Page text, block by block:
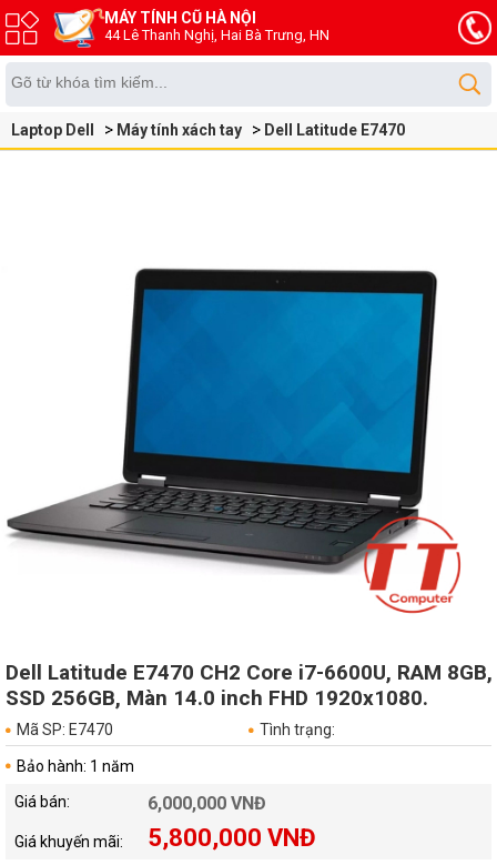
MÁY TÍNH CŨ HÀ NỘI
44 Lê Thanh Nghị, Hai Bà Trưng, HN
Laptop Dell Máy tính xách tay Dell Latitude E7470
Dell Latitude E7470 CH2 Core i7-6600U, RAM 8GB,
SSD 256GB, Màn 14.0 inch FHD 1920x1080.
Mã SP: E7470 Tình trạng:
Bảo hành: 1 năm
Giá bán:
6,000,000 VNĐ
Giá khuyến mãi: 5,800,000 VNĐ